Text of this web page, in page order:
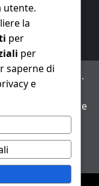
Trib. Milano n.
Fiorini
possono essere
di intelligenza
di un redattore
utente.
la
per
per
saperne di
e